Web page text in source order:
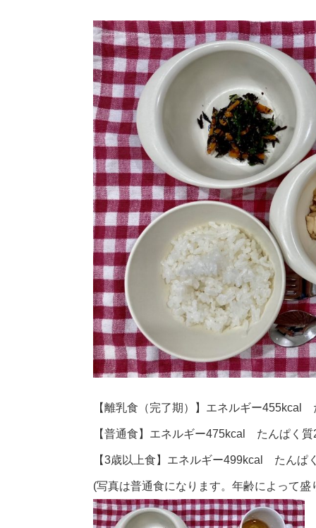
【離乳食（完了期）】エネルギー
【普通食】エネルギー475kcal たんぱく
【3歳以上食】エネルギー499kcal たんぱ
(写真は普通食になります。年齢によって